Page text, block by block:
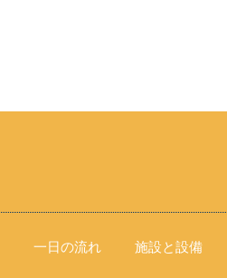
一日の流れ 施設と設備